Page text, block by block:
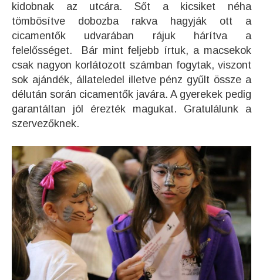
kidobnak az utcára. Sőt a kicsiket néha
tömbösítve dobozba rakva hagyják ott a
cicamentők udvarában rájuk hárítva a
felelősséget. Bár mint feljebb írtuk, a macsekok
csak nagyon korlátozott számban fogytak, viszont
sok ajándék, állateledel illetve pénz gyűlt össze a
délután során cicamentők javára. A gyerekek pedig
garantáltan jól érezték magukat. Gratulálunk a
szervezőknek.